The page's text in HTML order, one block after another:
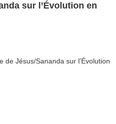
sur l’Évolution en